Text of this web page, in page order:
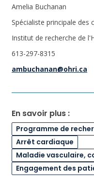
Amelia Buchanan
Spécialiste principale des
Institut de recherche de
613-297-8315
ambuchanan@ohri.ca
En savoir plus :
Programme de
Arrêt cardiaque
Maladie vasculaire,
Engagement des